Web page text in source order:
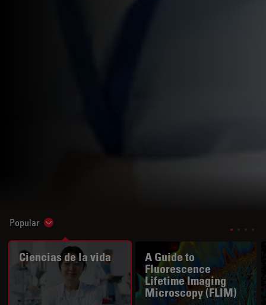
Popular Show subnavigation
Ciencias de la vida
A Guide to
Fluorescence
Lifetime Imaging
Microscopy (FLIM)